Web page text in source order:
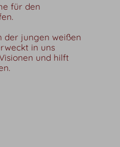
für den
der jungen weißen
in uns
und hilft